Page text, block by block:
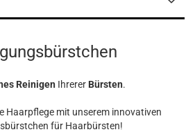
Reinigen Ihrerer Bürsten.
Haarpflege mit unserem innovativen
für Haarbürsten!